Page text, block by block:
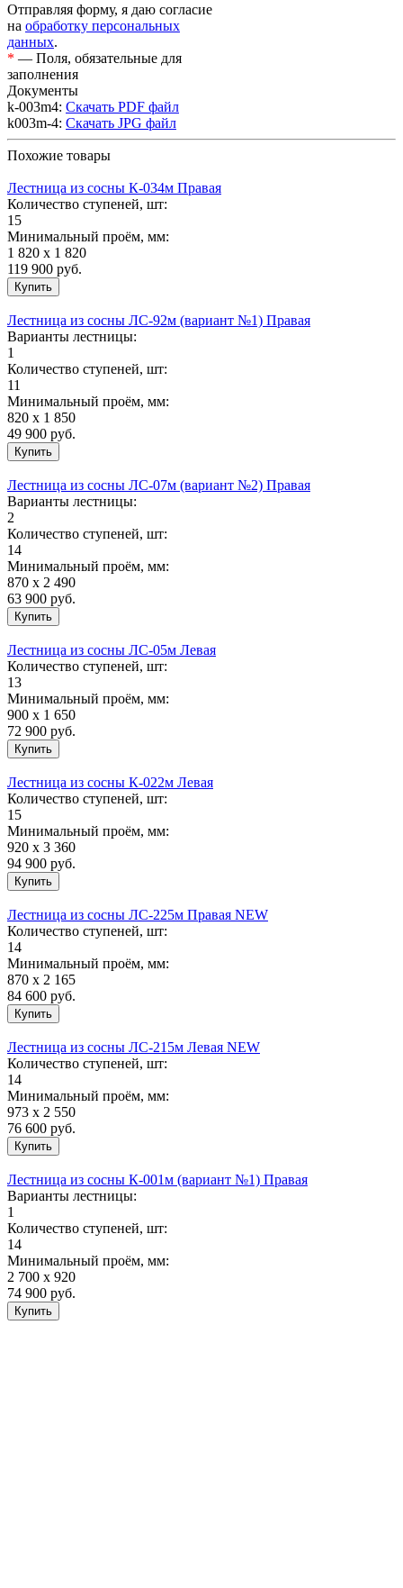
Отправляя форму, я даю согласие
на обработку персональных
данных.
* — Поля, обязательные для
заполнения
Документы
k-003m4: Скачать PDF файл
k003m-4: Скачать JPG файл
Похожие товары
Лестница из сосны К-034м Правая
Количество ступеней, шт:
15
Минимальный проём, мм:
1 820 х 1 820
119 900 руб.
Лестница из сосны ЛС-92м (вариант №1) Правая
Варианты лестницы:
1
Количество ступеней, шт:
11
Минимальный проём, мм:
820 х 1 850
49 900 руб.
Лестница из сосны ЛС-07м (вариант №2) Правая
Варианты лестницы:
2
Количество ступеней, шт:
14
Минимальный проём, мм:
870 х 2 490
63 900 руб.
Лестница из сосны ЛС-05м Левая
Количество ступеней, шт:
13
Минимальный проём, мм:
900 х 1 650
72 900 руб.
Лестница из сосны К-022м Левая
Количество ступеней, шт:
15
Минимальный проём, мм:
920 х 3 360
94 900 руб.
Лестница из сосны ЛС-225м Правая NEW
Количество ступеней, шт:
14
Минимальный проём, мм:
870 х 2 165
84 600 руб.
Лестница из сосны ЛС-215м Левая NEW
Количество ступеней, шт:
14
Минимальный проём, мм:
973 х 2 550
76 600 руб.
Лестница из сосны К-001м (вариант №1) Правая
Варианты лестницы:
1
Количество ступеней, шт:
14
Минимальный проём, мм:
2 700 х 920
74 900 руб.